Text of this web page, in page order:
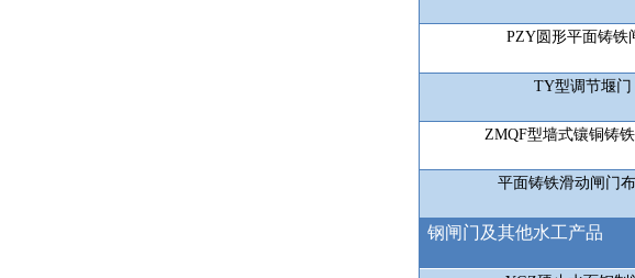
PZY圆形平面铸铁
TY型调节堰门
ZMQF型墙式镶铜铸
平面铸铁滑动闸门
钢闸门及其他水工产品